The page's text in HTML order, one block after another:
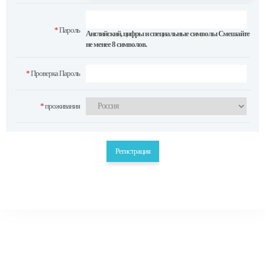
*Пароль
Английский, цифры и специальные символы Смешайте
не менее 8 символов.
*Проверка Пароль
*проживания
Регистрация